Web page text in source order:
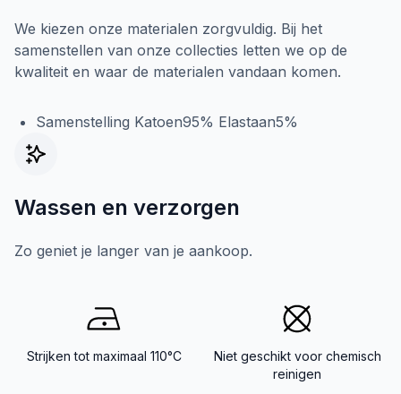
We kiezen onze materialen zorgvuldig. Bij het
samenstellen van onze collecties letten we op de
kwaliteit en waar de materialen vandaan komen.
Samenstelling Katoen95% Elastaan5%
Wassen en verzorgen
Zo geniet je langer van je aankoop.
Strijken tot maximaal 110°C
Niet geschikt voor chemisch
reinigen